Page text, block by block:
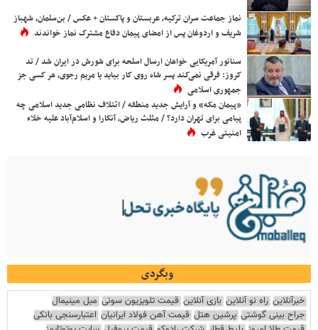
نماز جماعت سران ترکیه، عربستان و پاکستان + عکس / بن‌سلمان، شهباز
شریف و اردوغان پس از امضای پیمان دفاع مشترک نماز خواندند
سناتور آمریکایی خواهان ارسال اسلحه برای شورش در ایران شد / تد
کروز: فرقی نمی‌کند پسر شاه روی کار بیاید یا مریم رجوی، هر کسی جز
جمهوری اسلامی
«پیمان مکه» و آرایش جدید منطقه / ائتلاف نظامی جدید اسلامی چه
پیامی برای تهران دارد؟ / مثلث ریاض، آنکارا و اسلام‌آباد علیه خلاء
امنیتی غرب
وبگردی
خبرآنلاین راه نو آنلاین بازی آنلاین قیمت تلویزیون سونی مبل مینیمال
جراح بینی گوشتی پرشین هتل قیمت آهن فولاد ایرانیان اعتبارسنجی بانکی